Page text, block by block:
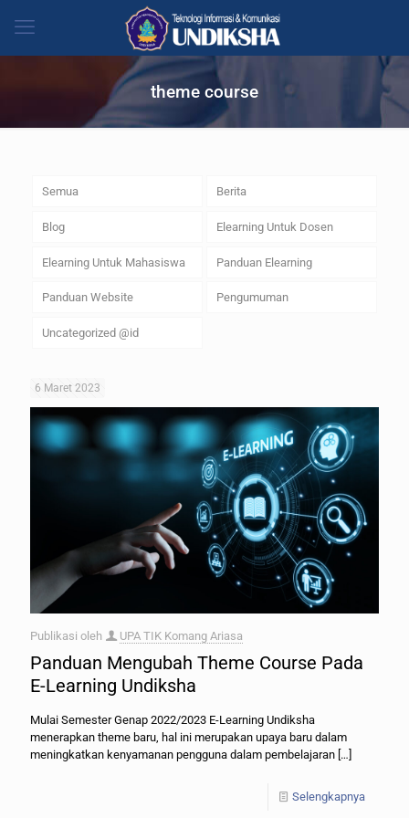
theme course
Semua Berita
Blog Elearning Untuk Dosen
Elearning Untuk Mahasiswa Panduan Elearning
Panduan Website Pengumuman
Uncategorized @id
6 Maret 2023
Publikasi oleh UPA TIK Komang Ariasa
Panduan Mengubah Theme Course Pada
E-Learning Undiksha
Mulai Semester Genap 2022/2023 E-Learning Undiksha
menerapkan theme baru, hal ini merupakan upaya baru dalam
meningkatkan kenyamanan pengguna dalam pembelajaran […]
Selengkapnya